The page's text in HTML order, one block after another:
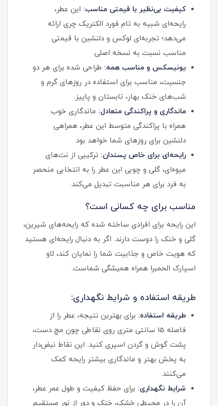
کیفیت بی‌نظیر با قیمتی مناسب: این عطر،
رایحه‌ای شبیه به تام فورد الکتریک چری ارائه
می‌دهد؛ تجربه‌ای لوکس و دلنشین با قیمتی
مناسب نسبت به نسخه اصلی.
یونیسکس و مناسب همه: طراحی شده برای هر دو
جنسیت، مناسب برای استفاده در روزهای گرم و
شب‌های خنک بهار، تابستان و پاییز.
ماندگاری و پراکندگی متعادل: ماندگاری خوب
همراه با پراکندگی متوسط این عطر، همراهی
دلنشین برای روزهای شما خواهد بود.
رایحه‌ای برای خاص پسندان: ترکیبی از نت‌های
میوه‌ای، گلی و چوبی این عطر را به انتخابی منحصر
به فرد برای هر مناسبت تبدیل می‌کند.
مناسب برای چه کسانی است؟
این رایحه برای افرادی ساخته شده که رایحه‌های شیرین،
گلی و خنک را دوست دارند. اگر به دنبال رایحه‌ای هستید
که هویت خاص و جذابیت شما را نمایان کند، لاو
اسپارک الحمبرا همراه همیشگی شماست.
طریقه استفاده و شرایط نگهداری:
طریقه استفاده: برای بهترین نتیجه، عطر را از
فاصله 15 سانتی متری روی نقاطی چون مچ دست،
پشت گوش و گردن اسپری کنید. این نقاط نبض‌دار
به پخش بهتر و ماندگاری بیشتر رایحه کمک
می‌کنند.
شرایط نگهداری: برای حفظ کیفیت و طول عمر عطر،
آن را در محیطی خشک، خنک و دور از نور مستقیم